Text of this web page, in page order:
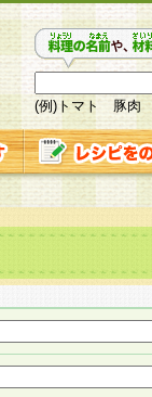
(例)トマト 豚肉